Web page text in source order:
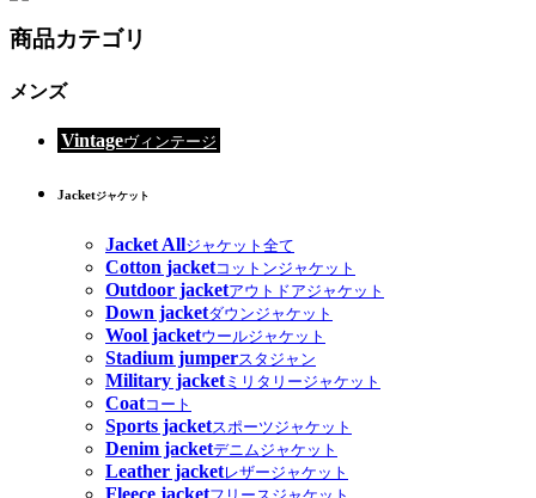
商品カテゴリ
メンズ
Vintageヴィンテージ
Jacketジャケット
Jacket Allジャケット全て
Cotton jacketコットンジャケット
Outdoor jacketアウトドアジャケット
Down jacketダウンジャケット
Wool jacketウールジャケット
Stadium jumperスタジャン
Military jacketミリタリージャケット
Coatコート
Sports jacketスポーツジャケット
Denim jacketデニムジャケット
Leather jacketレザージャケット